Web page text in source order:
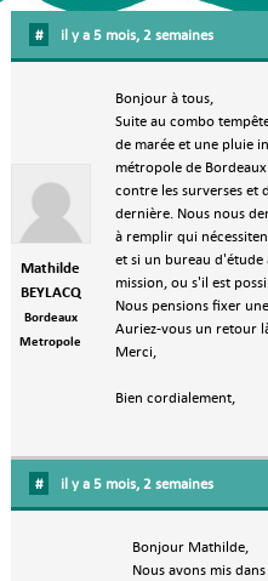
# il y a 5 mois, 2 semaines
Mathilde
BEYLACQ
Bordeaux
Metropole
Bonjour à tous,
Suite au combo
de marée et une pluie
métropole de
contre les surverses et
dernière. Nous nous
à remplir qui
et si un bureau d'étude
mission, ou s'il est
Nous pensions fixer
Auriez-vous un retour
Merci,
Bien cordialement,
# il y a 5 mois, 2 semaines
Bonjour Mathilde,
Nous avons mis